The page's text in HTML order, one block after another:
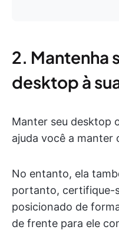
2. Mantenha
desktop à
Manter seu desktop
ajuda você a manter
No entanto, ela
portanto, certifique-
posicionado de
de frente para ele